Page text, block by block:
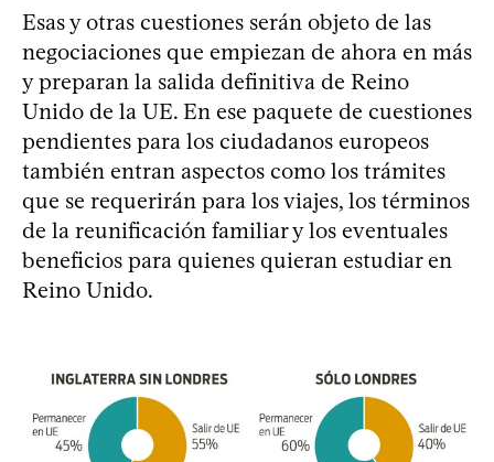
Esas y otras cuestiones serán objeto de las
negociaciones que empiezan de ahora en más
y preparan la salida definitiva de Reino
Unido de la UE. En ese paquete de cuestiones
pendientes para los ciudadanos europeos
también entran aspectos como los trámites
que se requerirán para los viajes, los términos
de la reunificación familiar y los eventuales
beneficios para quienes quieran estudiar en
Reino Unido.